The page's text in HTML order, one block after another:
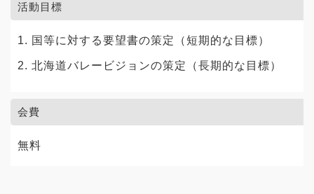
活動目標
国等に対する要望書の策定（短期的な目標）
北海道バレービジョンの策定（長期的な目標）
会費
無料